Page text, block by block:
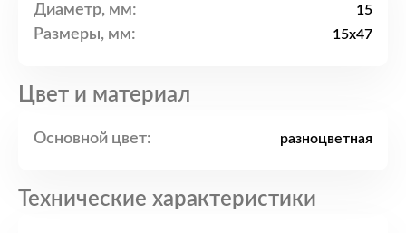
Диаметр, мм: 15
Размеры, мм: 15x47
Цвет и материал
Основной цвет: разноцветная
Технические характеристики